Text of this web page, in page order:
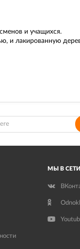
и учащихся.
и лакированную
МЫ В СЕТИ